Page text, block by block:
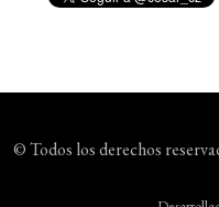
© Todos los derechos